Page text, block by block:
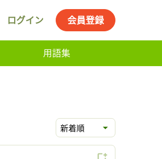
ログイン 会員登録
用語集
新着順